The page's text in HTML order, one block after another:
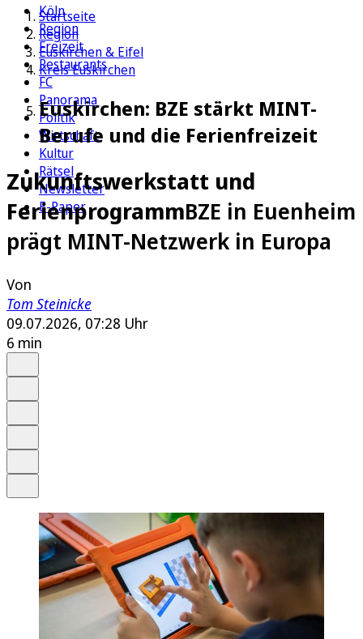
Köln
Region
Freizeit
Restaurants
FC
Panorama
Politik
Wirtschaft
Kultur
Rätsel
Newsletter
E-Paper
Startseite
Region
Euskirchen & Eifel
Kreis Euskirchen
Euskirchen: BZE stärkt MINT-
Berufe und die Ferienfreizeit
Zukunftswerkstatt und
FerienprogrammBZE in Euenheim
prägt MINT-Netzwerk in Europa
Von
Tom Steinicke
09.07.2026, 07:28 Uhr
6 min